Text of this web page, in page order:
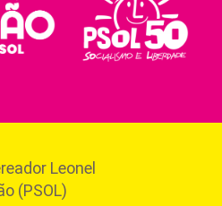
Leonel
(PSOL)